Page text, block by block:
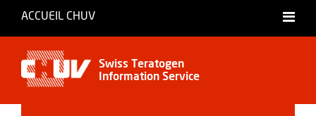
ACCUEIL CHUV
Swiss Teratogen
Information Service